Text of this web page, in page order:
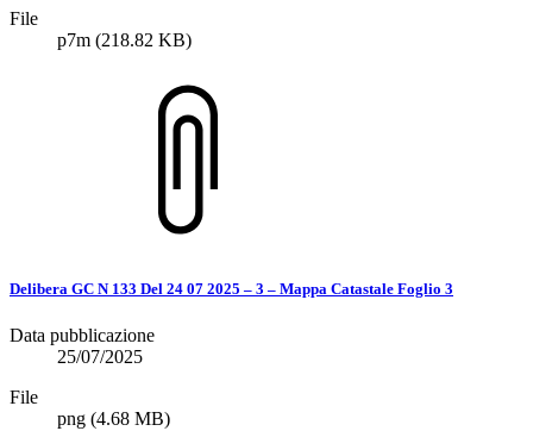
File
p7m (218.82 KB)
Delibera GC N 133 Del 24 07 2025 – 3 – Mappa Catastale Foglio 3
Data pubblicazione
25/07/2025
File
png (4.68 MB)